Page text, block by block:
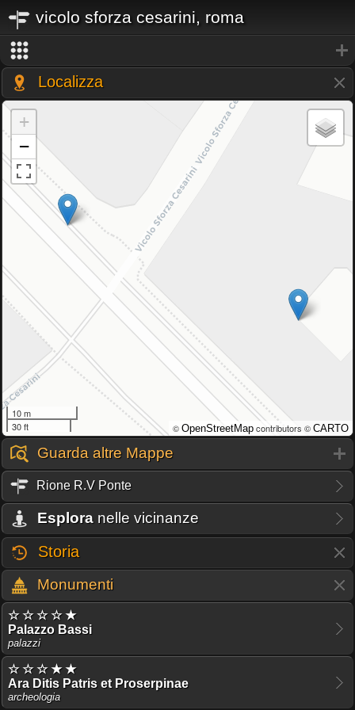
vicolo sforza cesarini, roma
Localizza
+
−
10 m
30 ft
© OpenStreetMap contributors © CARTO
Guarda altre Mappe
Rione R.V Ponte
Esplora nelle vicinanze
Storia
Monumenti
☆ ☆ ☆ ☆ ★
Palazzo Bassi
palazzi
☆ ☆ ☆ ★ ★
Ara Ditis Patris et Proserpinae
archeologia